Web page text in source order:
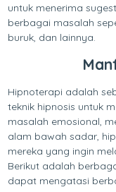
untuk menerima
berbagai masalah
buruk, dan lainnya.
Hipnoterapi adalah
teknik hipnosis untuk
masalah emosional,
alam bawah sadar,
mereka yang ingin
Berikut adalah
dapat mengatasi